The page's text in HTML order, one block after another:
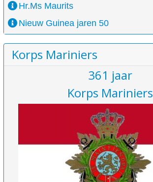
Hr.Ms Maurits
Nieuw Guinea jaren 50
Korps Mariniers
361 jaar
Korps Mariniers